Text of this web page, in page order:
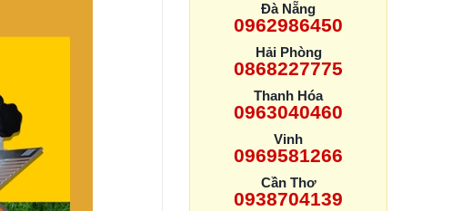
Đà Nẵng
0962986450
Hải Phòng
0868227775
Thanh Hóa
0963040460
Vinh
0969581266
Cần Thơ
0938704139